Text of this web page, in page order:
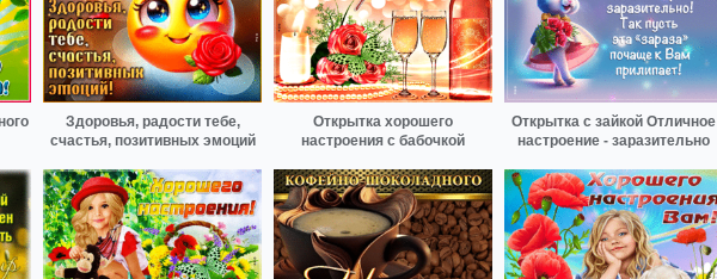
Здоровья, радости тебе,
счастья, позитивных эмоций
Открытка хорошего
настроения с бабочкой
Открытка с зайкой Отличное
настроение - заразительно